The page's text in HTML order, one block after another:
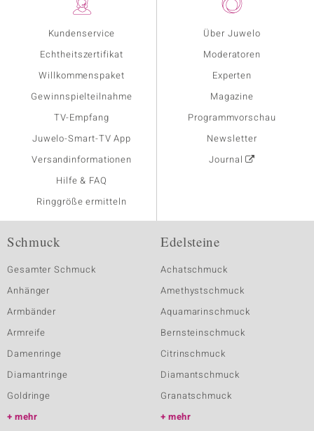
Kundenservice
Echtheitszertifikat
Willkommenspaket
Gewinnspielteilnahme
TV-Empfang
Juwelo-Smart-TV App
Versandinformationen
Hilfe & FAQ
Ringgröße ermitteln
Über Juwelo
Moderatoren
Experten
Magazine
Programmvorschau
Newsletter
Journal
Schmuck
Gesamter Schmuck
Anhänger
Armbänder
Armreife
Damenringe
Diamantringe
Goldringe
mehr
Edelsteine
Achatschmuck
Amethystschmuck
Aquamarinschmuck
Bernsteinschmuck
Citrinschmuck
Diamantschmuck
Granatschmuck
mehr